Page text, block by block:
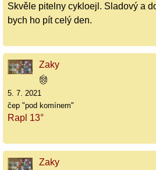
Skvěle pitelny cykloejl. Sladový a
bych ho pít celý den.
Zaky
5. 7. 2021
čep "pod komínem"
Rapl 13°
Zaky